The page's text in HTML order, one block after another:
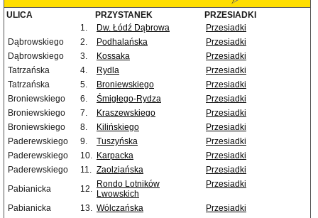
ULICA PRZYSTANEK
PRZESIADKI
1.
Dw. Łódź Dąbrowa
Przesiadki
Dąbrowskiego
2. Podhalańska
Przesiadki
Dąbrowskiego
3. Kossaka
Przesiadki
Tatrzańska
4. Rydla
Przesiadki
Tatrzańska
5. Broniewskiego
Przesiadki
Broniewskiego
6. Śmigłego-Rydza
Przesiadki
Broniewskiego
7. Kraszewskiego
Przesiadki
Broniewskiego
8. Kilińskiego
Przesiadki
Paderewskiego
9. Tuszyńska
Przesiadki
Paderewskiego
10. Karpacka
Przesiadki
Paderewskiego
11. Zaolziańska
Przesiadki
Pabianicka
12. Rondo Lotników
Lwowskich
Przesiadki
Pabianicka 13. Wólczańska
Przesiadki